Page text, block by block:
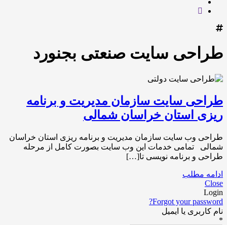
طراحی سایت صنعتی بجنورد
طراحی سایت سازمان مدیریت و برنامه
ریزی استان خراسان شمالی
طراحی وب سایت سازمان مدیریت و برنامه ریزی استان خراسان
شمالی تمامی خدمات این وب سایت بصورت کامل از مرحله
طراحی و برنامه نویسی تا[…]
ادامه مطلب
Close
Login
Forgot your password?
نام کاربری یا ایمیل
*